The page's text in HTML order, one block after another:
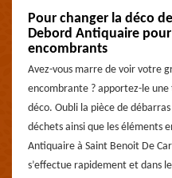
Pour changer la déco
Debord Antiquaire
encombrants
Avez-vous marre de voir votre
encombrante ? apportez-le
déco. Oubli la pièce de
déchets ainsi que les éléments
Antiquaire à Saint Benoit De
s’effectue rapidement et dans